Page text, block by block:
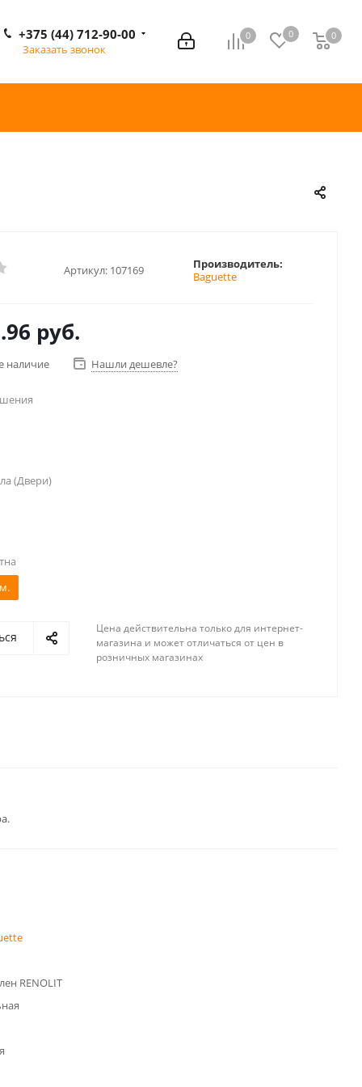
0 0 0
0
+375 (44) 712-90-00
Заказать звонок
Артикул: 107169
Производитель:
Baguette
руб.
наличие Нашли дешевле?
(Двери)
Цена действительна только для интернет-
магазина и может отличаться от цен в
розничных магазинах
RENOLIT